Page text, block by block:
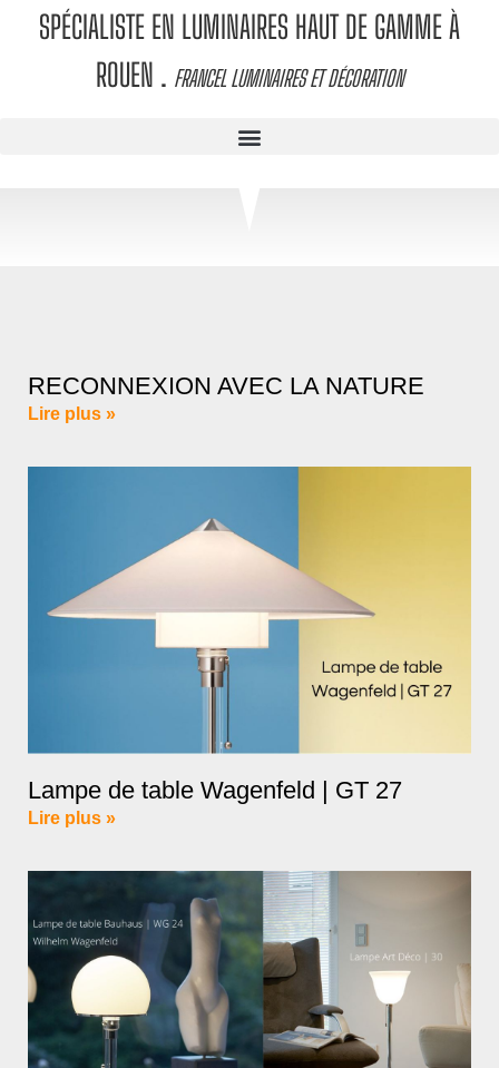
SPÉCIALISTE EN LUMINAIRES HAUT DE GAMME À
ROUEN . FRANCEL LUMINAIRES ET DÉCORATION
RECONNEXION AVEC LA NATURE
Lire plus »
Lampe de table Wagenfeld | GT 27
Lire plus »